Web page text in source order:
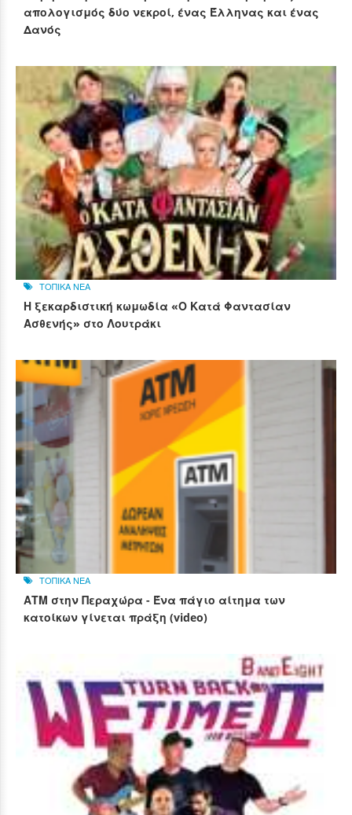
απολογισμός δύο νεκροί, ένας Έλληνας και ένας
Δανός
ΤΟΠΙΚΑ ΝΕΑ
Η ξεκαρδιστική κωμωδία «Ο Κατά Φαντασίαν
Ασθενής» στο Λουτράκι
ΤΟΠΙΚΑ ΝΕΑ
ΑΤΜ στην Περαχώρα - Ένα πάγιο αίτημα των
κατοίκων γίνεται πράξη (video)